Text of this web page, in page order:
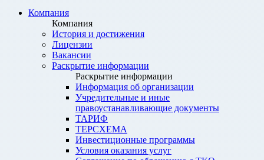
Компания
Компания
История и достижения
Лицензии
Вакансии
Раскрытие информации
Раскрытие информации
Информация об организации
Учредительные и иные
правоустанавливающие документы
ТАРИФ
ТЕРСХЕМА
Инвестиционные программы
Условия оказания услуг